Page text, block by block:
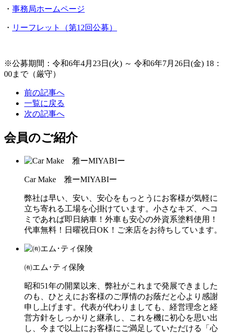
・ 事務局ホームページ
・ リーフレット（第12回公募）
※公募期間：令和6年4月23日(火) ～ 令和6年7月26日(金) 18：
00まで（厳守）
前の記事へ
一覧に戻る
次の記事へ
会員のご紹介
Car Make 雅ーMIYABIー
弊社は早い、安い、安心をもっとうにお客様が気軽に
立ち寄れる工場を心掛けています。小さなキズ、ヘコ
ミであれば即日納車！外車も安心の外資系塗料使用！
代車無料！日曜祝日OK！ご来店をお待ちしています。
㈲エム･ティ保険
昭和51年の開業以来、弊社がこれまで発展できました
のも、ひとえにお客様のご厚情のお蔭だと心より感謝
申し上げます。代表が代わりましても、経営理念と経
営方針をしっかりと継承し、これを機に初心を思い出
し、今まで以上にお客様にご満足していただける「心